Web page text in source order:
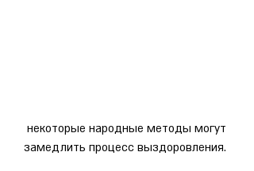
замедлить процесс выздоровления.